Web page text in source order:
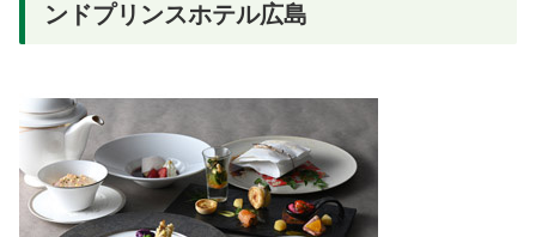
ンドプリンスホテル広島